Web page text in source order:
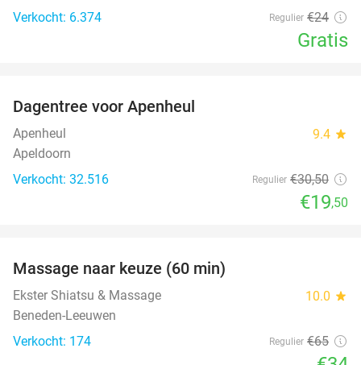
Verkocht: 6.374
Regulier €24
Gratis
Dagentree voor Apenheul
Apenheul 9.4 star
Apeldoorn
Verkocht: 32.516
Regulier €30,50
€19,50
Massage naar keuze (60 min)
Ekster Shiatsu & Massage 10.0 star
Beneden-Leeuwen
Verkocht: 174
Regulier €65